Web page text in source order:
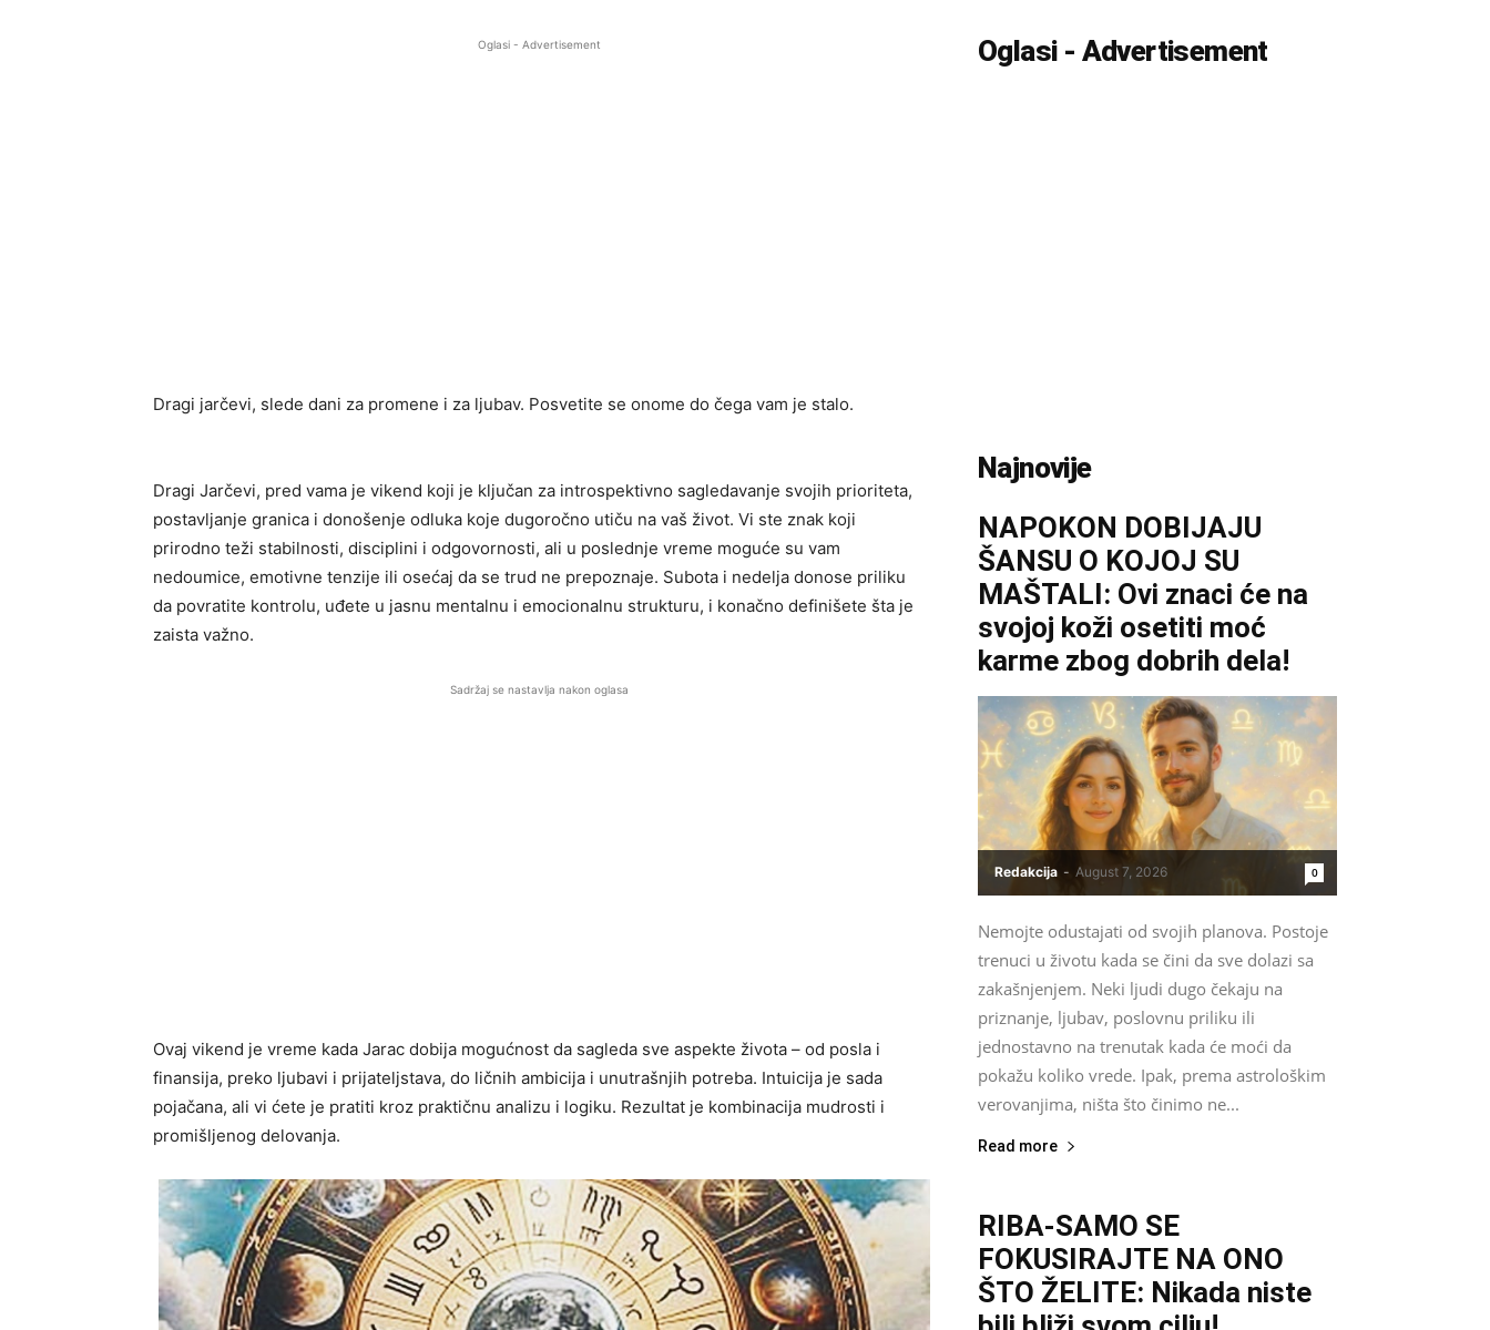
Oglasi - Advertisement
Dragi jarčevi, slede dani za promene i za ljubav. Posvetite se onome do čega vam je stalo.
Dragi Jarčevi, pred vama je vikend koji je ključan za introspektivno sagledavanje svojih prioriteta,
postavljanje granica i donošenje odluka koje dugoročno utiču na vaš život. Vi ste znak koji
prirodno teži stabilnosti, disciplini i odgovornosti, ali u poslednje vreme moguće su vam
nedoumice, emotivne tenzije ili osećaj da se trud ne prepoznaje. Subota i nedelja donose priliku
da povratite kontrolu, uđete u jasnu mentalnu i emocionalnu strukturu, i konačno definišete šta je
zaista važno.
Sadržaj se nastavlja nakon oglasa
Ovaj vikend je vreme kada Jarac dobija mogućnost da sagleda sve aspekte života – od posla i
finansija, preko ljubavi i prijateljstava, do ličnih ambicija i unutrašnjih potreba. Intuicija je sada
pojačana, ali vi ćete je pratiti kroz praktičnu analizu i logiku. Rezultat je kombinacija mudrosti i
promišljenog delovanja.
Oglasi - Advertisement
Najnovije
NAPOKON DOBIJAJU
ŠANSU O KOJOJ SU
MAŠTALI: Ovi znaci će na
svojoj koži osetiti moć
karme zbog dobrih dela!
Redakcija - August 7, 2026 0
Nemojte odustajati od svojih planova. Postoje
trenuci u životu kada se čini da sve dolazi sa
zakašnjenjem. Neki ljudi dugo čekaju na
priznanje, ljubav, poslovnu priliku ili
jednostavno na trenutak kada će moći da
pokažu koliko vrede. Ipak, prema astrološkim
verovanjima, ništa što činimo ne...
Read more
RIBA-SAMO SE
FOKUSIRAJTE NA ONO
ŠTO ŽELITE: Nikada niste